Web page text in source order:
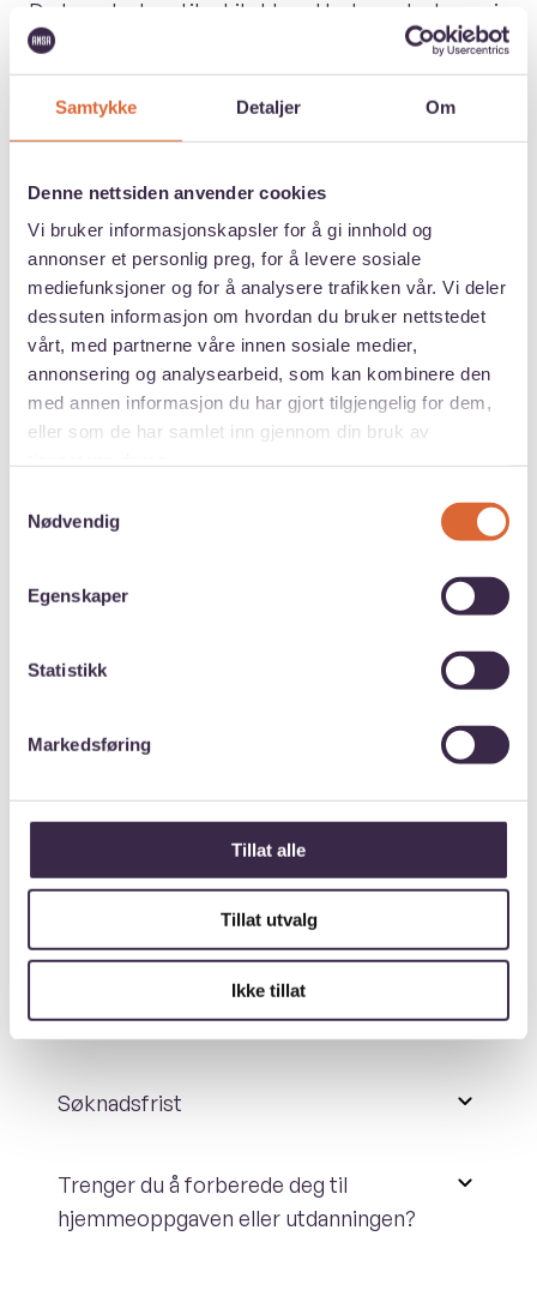
Samtykke Detaljer Om
Denne nettsiden anvender cookies
Vi bruker informasjonskapsler for å gi innhold og
annonser et personlig preg, for å levere sosiale
mediefunksjoner og for å analysere trafikken vår. Vi deler
dessuten informasjon om hvordan du bruker nettstedet
vårt, med partnerne våre innen sosiale medier,
annonsering og analysearbeid, som kan kombinere den
med annen informasjon du har gjort tilgjengelig for dem,
eller som de har samlet inn gjennom din bruk av
Nødvendig
Egenskaper
Statistikk
Markedsføring
Tillat alle
Tillat utvalg
Ikke tillat
Du kan studere til arkitekt ved to læresteder og i
tre byer i Danmark:
Kunstakademiets Arkitektskole i København
og Kalundborg
Arkitektskolen i Aarhus
Arkitektur og design i Aalborg
Ved Aalborg Universitet kan du ta en 5-årig
utdannelse (bachelor og kandidat) som leder til
en grad innen Arkitektur &
Design. Under denne utdannelsen kan du
spesialisere seg innen arkitektur, industriell
Søknadsprosess
Slik søker du
Søknadsfrist
Trenger du å forberede deg til
hjemmeoppgaven eller utdanningen?